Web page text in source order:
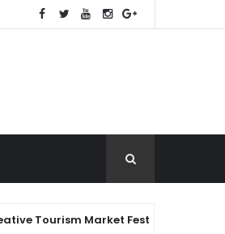
Market Fest 2026” ชวนชิม ช้อป ของดี